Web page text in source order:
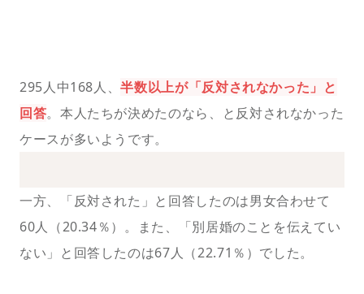
295人中168人、半数以上が「反対されなかった」と
回答。本人たちが決めたのなら、と反対されなかった
ケースが多いようです。
一方、「反対された」と回答したのは男女合わせて
60人（20.34％）。また、「別居婚のことを伝えてい
ない」と回答したのは67人（22.71％）でした。